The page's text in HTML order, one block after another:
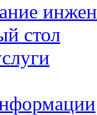
стол